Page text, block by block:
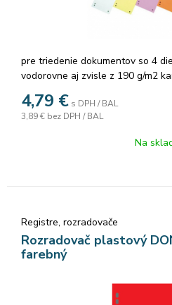
pre triedenie dokumentov so 4
vodorovne aj zvisle z 190 g/m2
4,79 € s DPH / BAL
3,89 € bez DPH / BAL
Na
Registre, rozradovače
Rozradovač plastový
farebný